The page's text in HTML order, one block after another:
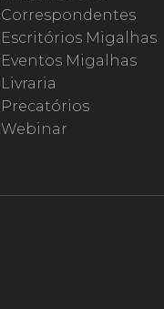
Correspondentes
Escritórios Migalhas
Eventos Migalhas
Livraria
Precatórios
Webinar